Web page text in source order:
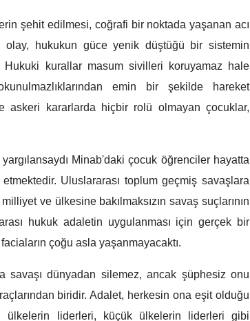
şehit edilmesi, coğrafi bir noktada yaşanan acı
hukukun güce yenik düştüğü bir sistemin
Hukuki kurallar masum sivilleri koruyamaz hale
emin bir şekilde hareket
askeri kararlarda hiçbir rolü olmayan çocuklar,
yargılansaydı Minab'daki çocuk öğrenciler hayatta
Uluslararası toplum geçmiş savaşlara
ve ülkesine bakılmaksızın savaş suçlarının
hukuk adaletin uygulanması için gerçek bir
çoğu asla yaşanmayacaktı.
savaşı dünyadan silemez, ancak şüphesiz onu
biridir. Adalet, herkesin ona eşit olduğu
ülkelerin liderleri, küçük ülkelerin liderleri gibi